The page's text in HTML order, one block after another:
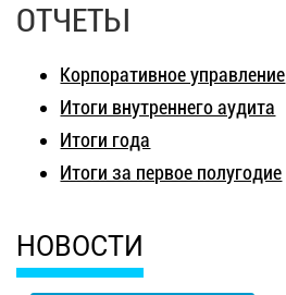
ОТЧЕТЫ
Корпоративное управление
Итоги внутреннего аудита
Итоги года
Итоги за первое полугодие
НОВОСТИ